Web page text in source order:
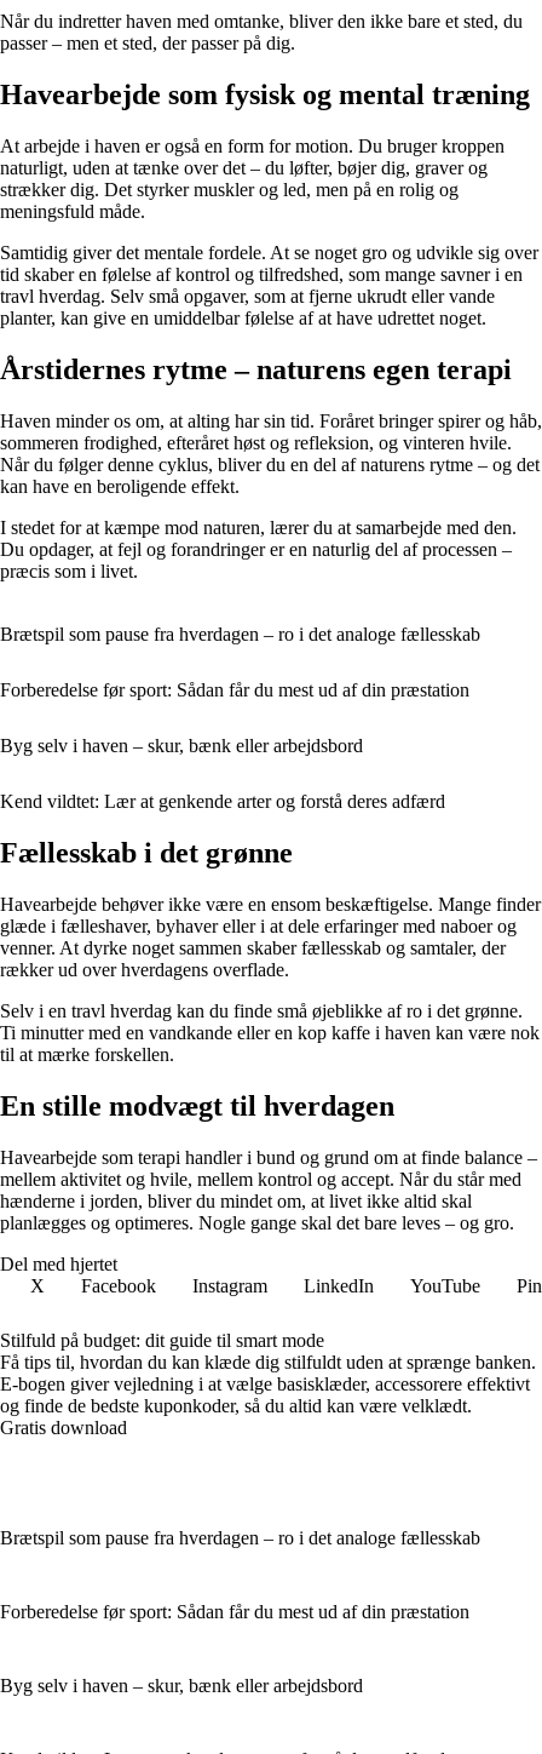
Når du indretter haven med omtanke, bliver den ikke bare et sted, du
passer – men et sted, der passer på dig.
Havearbejde som fysisk og mental træning
At arbejde i haven er også en form for motion. Du bruger kroppen
naturligt, uden at tænke over det – du løfter, bøjer dig, graver og
strækker dig. Det styrker muskler og led, men på en rolig og
meningsfuld måde.
Samtidig giver det mentale fordele. At se noget gro og udvikle sig over
tid skaber en følelse af kontrol og tilfredshed, som mange savner i en
travl hverdag. Selv små opgaver, som at fjerne ukrudt eller vande
planter, kan give en umiddelbar følelse af at have udrettet noget.
Årstidernes rytme – naturens egen terapi
Haven minder os om, at alting har sin tid. Foråret bringer spirer og håb,
sommeren frodighed, efteråret høst og refleksion, og vinteren hvile.
Når du følger denne cyklus, bliver du en del af naturens rytme – og det
kan have en beroligende effekt.
I stedet for at kæmpe mod naturen, lærer du at samarbejde med den.
Du opdager, at fejl og forandringer er en naturlig del af processen –
præcis som i livet.
Brætspil som pause fra hverdagen – ro i det analoge fællesskab
Forberedelse før sport: Sådan får du mest ud af din præstation
Byg selv i haven – skur, bænk eller arbejdsbord
Kend vildtet: Lær at genkende arter og forstå deres adfærd
Fællesskab i det grønne
Havearbejde behøver ikke være en ensom beskæftigelse. Mange finder
glæde i fælleshaver, byhaver eller i at dele erfaringer med naboer og
venner. At dyrke noget sammen skaber fællesskab og samtaler, der
rækker ud over hverdagens overflade.
Selv i en travl hverdag kan du finde små øjeblikke af ro i det grønne.
Ti minutter med en vandkande eller en kop kaffe i haven kan være nok
til at mærke forskellen.
En stille modvægt til hverdagen
Havearbejde som terapi handler i bund og grund om at finde balance –
mellem aktivitet og hvile, mellem kontrol og accept. Når du står med
hænderne i jorden, bliver du mindet om, at livet ikke altid skal
planlægges og optimeres. Nogle gange skal det bare leves – og gro.
Del med hjertet
X
Facebook Instagram LinkedIn YouTube
Stilfuld på budget: dit guide til smart mode
Få tips til, hvordan du kan klæde dig stilfuldt uden at sprænge banken.
E-bogen giver vejledning i at vælge basisklæder, accessorere effektivt
og finde de bedste kuponkoder, så du altid kan være velklædt.
Gratis download
Brætspil som pause fra hverdagen – ro i det analoge fællesskab
Forberedelse før sport: Sådan får du mest ud af din præstation
Byg selv i haven – skur, bænk eller arbejdsbord